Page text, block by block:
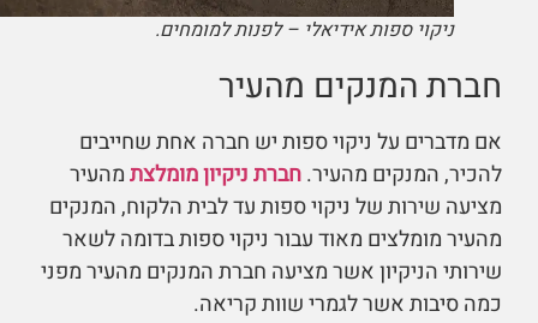
ניקוי ספות אידיאלי – לפנות למומחים.
חברת המנקים מהעיר
אם מדברים על ניקוי ספות יש חברה אחת שחייבים
להכיר, המנקים מהעיר.חברת ניקיון מומלצתמהעיר
מציעה שירות של ניקוי ספות עד לבית הלקוח, המנקים
מהעיר מומלצים מאוד עבור ניקוי ספות בדומה לשאר
שירותי הניקיון אשר מציעה חברת המנקים מהעיר מפני
כמה סיבות אשר לגמרי שוות קריאה.